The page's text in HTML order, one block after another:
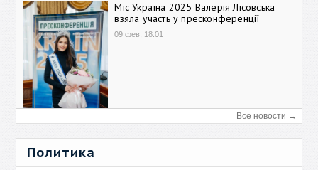
Міс Україна 2025 Валерія Лісовська
взяла участь у пресконференції
09 фев, 18:01
Все новости →
Политика